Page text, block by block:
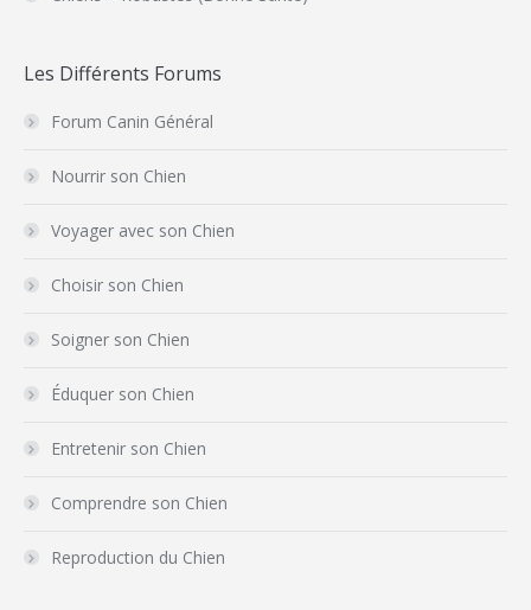
Les Différents Forums
Forum Canin Général
Nourrir son Chien
Voyager avec son Chien
Choisir son Chien
Soigner son Chien
Éduquer son Chien
Entretenir son Chien
Comprendre son Chien
Reproduction du Chien